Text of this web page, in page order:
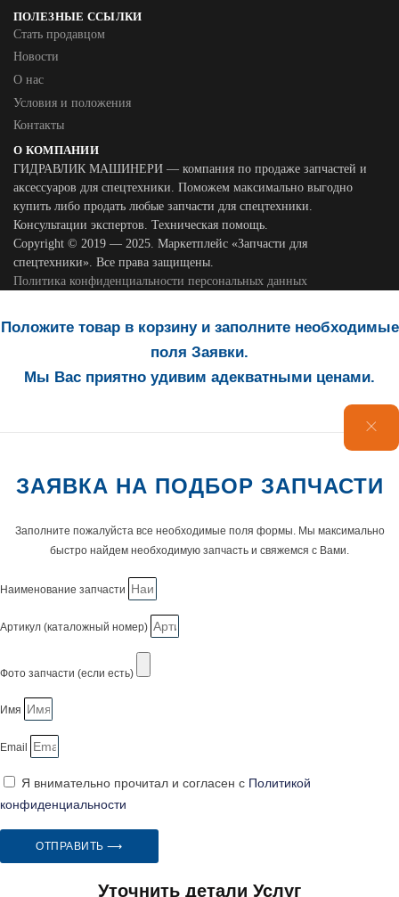
ПОЛЕЗНЫЕ ССЫЛКИ
Стать продавцом
Новости
О нас
Условия и положения
Контакты
О КОМПАНИИ
ГИДРАВЛИК МАШИНЕРИ — компания по продаже запчастей и
аксессуаров для спецтехники. Поможем максимально выгодно
купить либо продать любые запчасти для спецтехники.
Консультации экспертов. Техническая помощь.
Copyright © 2019 — 2025. Маркетплейс «Запчасти для
спецтехники». Все права защищены.
Политика конфиденциальности персональных данных
Положите товар в корзину и заполните необходимые
поля Заявки.
Мы Вас приятно удивим адекватными ценами.
ЗАЯВКА НА ПОДБОР ЗАПЧАСТИ
Заполните пожалуйста все необходимые поля формы. Мы максимально
быстро найдем необходимую запчасть и свяжемся с Вами.
Наименование запчасти
Артикул (каталожный номер)
Фото запчасти (если есть)
Имя
Email
Я внимательно прочитал и согласен с Политикой
конфиденциальности
ОТПРАВИТЬ ⟶
Уточнить детали Услуг